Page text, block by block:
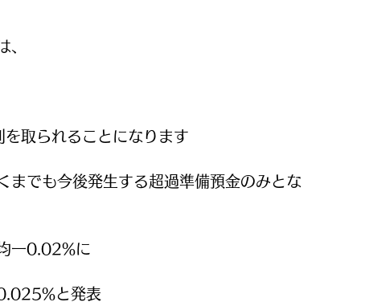
、
取られることになります
までも今後発生する超過準備預金のみとな
一0.02%に
と発表